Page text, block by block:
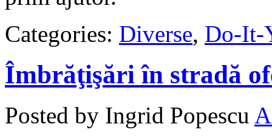
Categories: Diverse, Do-It-
Îmbrăţişări în stradă
Posted by Ingrid Popescu